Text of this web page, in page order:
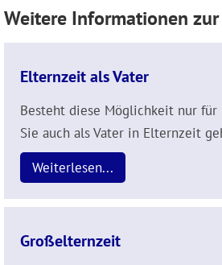
Weitere Informationen
Elternzeit als Vater
Besteht diese Möglichkeit nur
Sie auch als Vater in Elternzeit
Weiterlesen...
Großelternzeit